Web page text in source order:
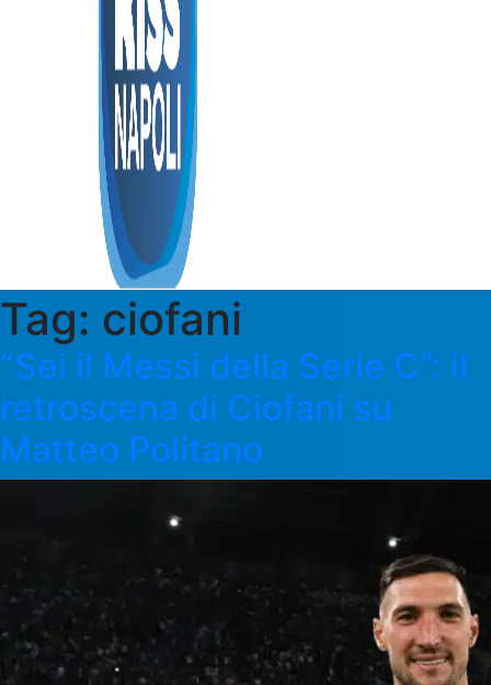
Tag: ciofani
“Sei il Messi della Serie C”: il
retroscena di Ciofani su
Matteo Politano